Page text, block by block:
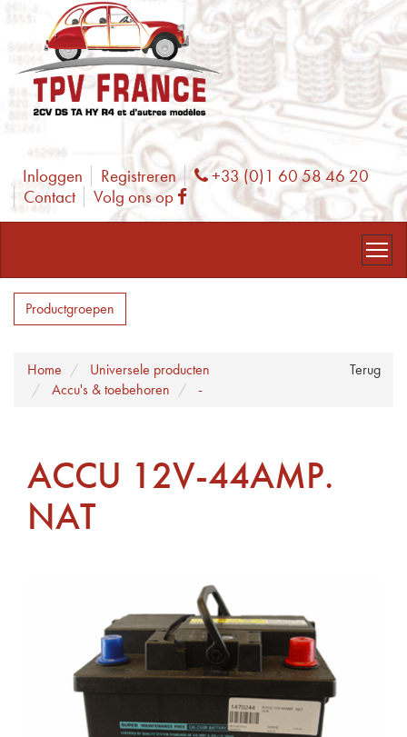
Inloggen Registreren Phone
+33 (0)1 60 58 46 20
Contact
Volg ons op Facebook
Productgroepen
Terug
Home
Universele producten
Accu's & toebehoren
-
ACCU 12V-44AMP.
NAT